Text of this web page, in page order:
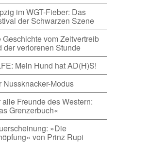
im WGT-Fieber: Das
der Schwarzen Szene
Geschichte vom Zeitvertreib
der verlorenen Stunde
Mein Hund hat AD(H)S!
Nussknacker-Modus
alle Freunde des Western:
Grenzerbuch«
»Die
von Prinz Rupi